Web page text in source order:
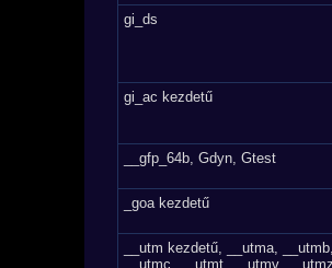
gi_ds
gi_ac kezdetű
__gfp_64b, Gdyn, Gtest
_goa kezdetű
__utm kezdetű, __utma, __utmb,
__utmc, __utmt, __utmv, __utmz,